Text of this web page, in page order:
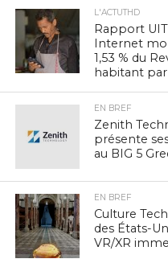
L'ACTUTHD
Rapport
Internet
1,53 % du
habitant
EN BREF
Zenith
présente
au BIG 5
EN BREF
Culture
des États-
VR/XR